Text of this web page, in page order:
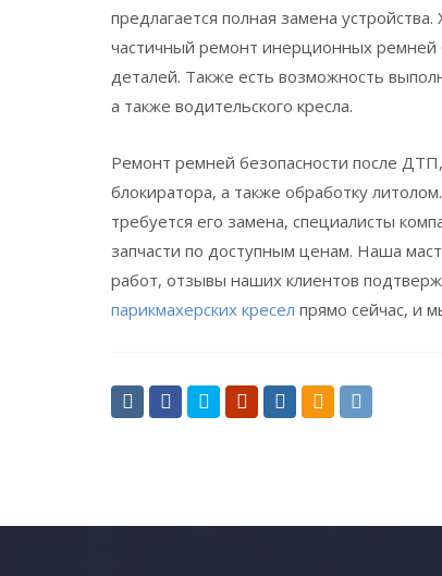
предлагается полная замена
частичный ремонт инерционных ремней
деталей. Также есть возможность
а также водительского кресла.
Ремонт ремней безопасности после
блокиратора, а также обработку
требуется его замена, специалисты
запчасти по доступным ценам. Наша
работ, отзывы наших клиентов
парикмахерских кресел прямо сейчас, и